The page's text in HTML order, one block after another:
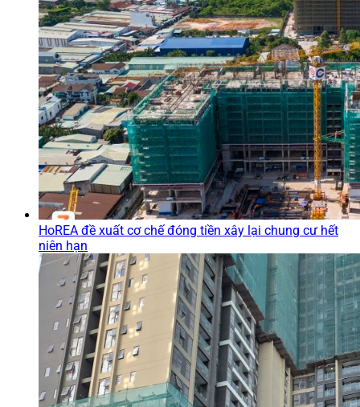
HoREA đề xuất cơ chế đóng tiền xây lại chung cư hết
niên hạn